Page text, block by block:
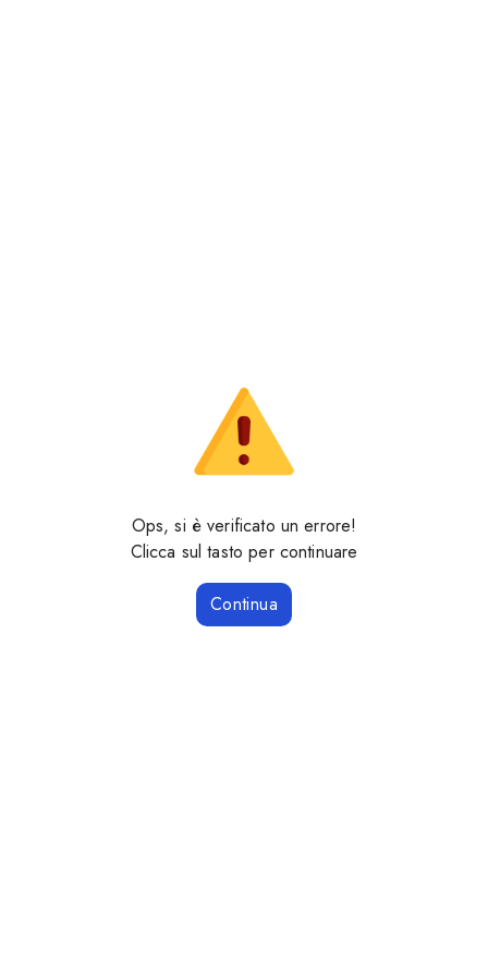
Ops, si è verificato un errore!
Clicca sul tasto per continuare
Continua